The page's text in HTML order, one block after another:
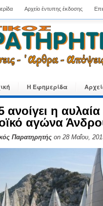
Αρχείο έντυπης έκδοσης
Η Εφημερίδα
ανοίγει η
αγώνα
Παρατηρητής on 28 Μαΐου,